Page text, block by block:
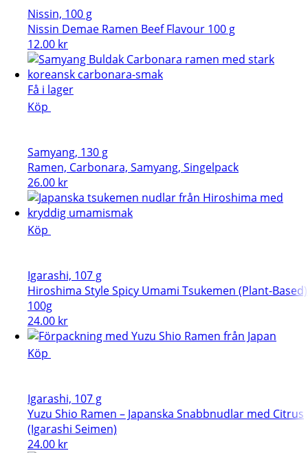
Nissin, 100 g
Nissin Demae Ramen Beef Flavour 100 g
12.00 kr
Få i lager
Köp
Samyang, 130 g
Ramen, Carbonara, Samyang, Singelpack
26.00 kr
Köp
Igarashi, 107 g
Hiroshima Style Spicy Umami Tsukemen (Plant-Based)
100g
24.00 kr
Köp
Igarashi, 107 g
Yuzu Shio Ramen – Japanska Snabbnudlar med Citrus
(Igarashi Seimen)
24.00 kr